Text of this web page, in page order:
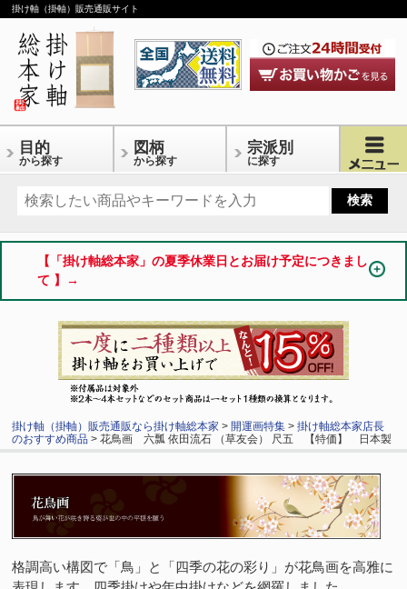
掛け軸（掛軸）販売通販サイト
目的
から探す
図柄
から探す
宗派別
に探す
【「掛け軸総本家」の夏季休業日とお届け予定につきまし
て 】→
掛け軸（掛軸）販売通販なら掛け軸総本家 > 開運画特集 >掛け軸総本家店長
のおすすめ商品 > 花鳥画 六瓢 依田流石 （草友会） 尺五 【特価】 日本製
格調高い構図で「鳥」と「四季の花の彩り」が花鳥画を高雅に